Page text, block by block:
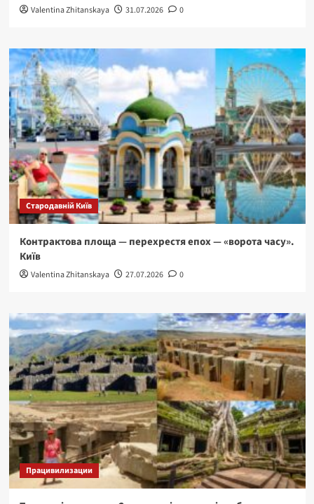
Valentina Zhitanskaya 31.07.2026 0
Стародавній Київ
Контрактова площа — перехрестя епох — «ворота часу».
Київ
Valentina Zhitanskaya 27.07.2026 0
Працивилизации